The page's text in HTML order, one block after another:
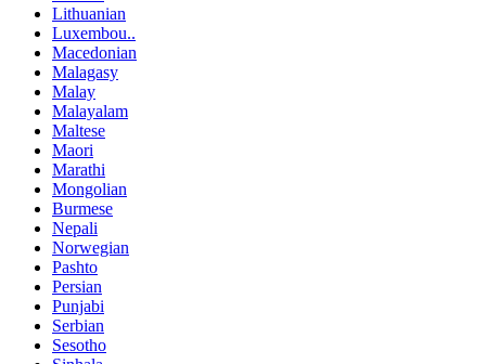
Lithuanian
Luxembou..
Macedonian
Malagasy
Malay
Malayalam
Maltese
Maori
Marathi
Mongolian
Burmese
Nepali
Norwegian
Pashto
Persian
Punjabi
Serbian
Sesotho